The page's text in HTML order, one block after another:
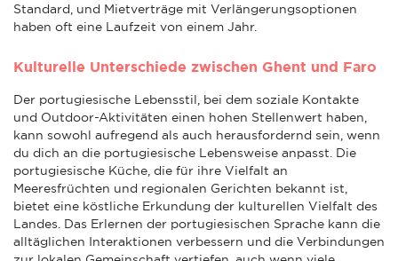
Standard, und Mietverträge mit Verlängerungsoptionen
haben oft eine Laufzeit von einem Jahr.
Kulturelle Unterschiede zwischen Ghent und Faro
Der portugiesische Lebensstil, bei dem soziale Kontakte
und Outdoor-Aktivitäten einen hohen Stellenwert haben,
kann sowohl aufregend als auch herausfordernd sein, wenn
du dich an die portugiesische Lebensweise anpasst. Die
portugiesische Küche, die für ihre Vielfalt an
Meeresfrüchten und regionalen Gerichten bekannt ist,
bietet eine köstliche Erkundung der kulturellen Vielfalt des
Landes. Das Erlernen der portugiesischen Sprache kann die
alltäglichen Interaktionen verbessern und die Verbindungen